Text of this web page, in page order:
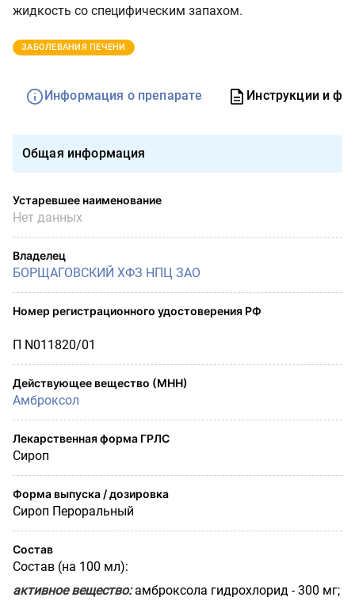
жидкость со специфическим запахом.
ЗАБОЛЕВАНИЯ ПЕЧЕНИ
Информация о препарате Инструкции и
Общая информация
Устаревшее наименование
Нет данных
Владелец
БОРЩАГОВСКИЙ ХФЗ НПЦ ЗАО
Номер регистрационного удостоверения РФ
П N011820/01
Действующее вещество (МНН)
Амброксол
Лекарственная форма ГРЛС
Сироп
Форма выпуска / дозировка
Сироп Пероральный
Состав
Состав (на 100 мл):
активное вещество:амброксола гидрохлорид - 300 мг;